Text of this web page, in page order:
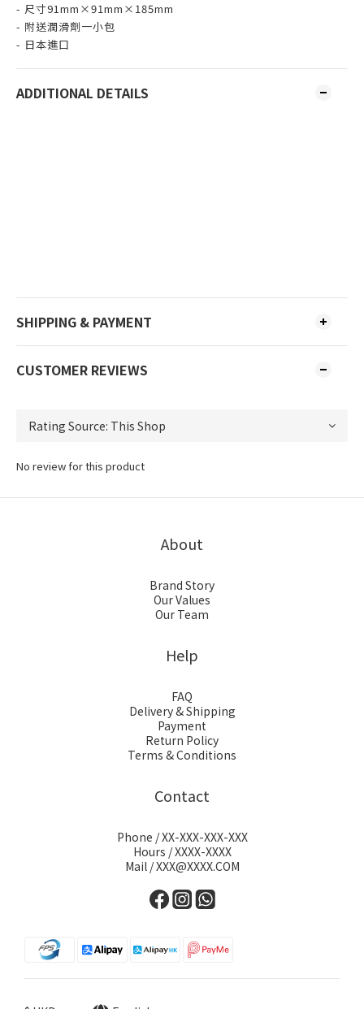
- 尺寸91mm×91mm×185mm
- 附送潤滑劑一小包
- 日本進口
ADDITIONAL DETAILS
SHIPPING & PAYMENT
CUSTOMER REVIEWS
No review for this product
About
Brand Story
Our Values
Our Team
Help
FAQ
Delivery & Shipping
Payment
Return Policy
Terms & Conditions
Contact
Phone / XX-XXX-XXX-XXX
Hours / XXXX-XXXX
Mail / XXX@XXXX.COM